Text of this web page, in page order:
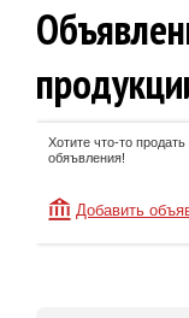
Хотите что-то
обяъвления!
Добавить